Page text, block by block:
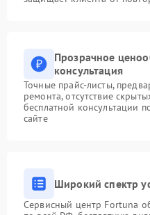
Прозрачное
консультация
Точные прайс-листы,
ремонта, отсутствие
бесплатной консультации
сайте
Широкий спектр
Сервисный центр Fortuna